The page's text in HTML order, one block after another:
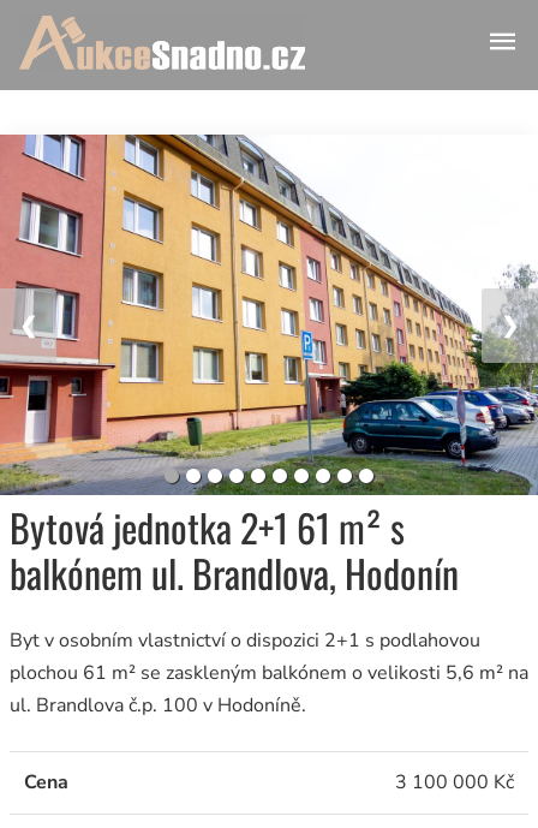
❮ ❯
Bytová jednotka 2+1 61 m² s
balkónem ul. Brandlova, Hodonín
Byt v osobním vlastnictví o dispozici 2+1 s podlahovou
plochou 61 m² se zaskleným balkónem o velikosti 5,6 m² na
ul. Brandlova č.p. 100 v Hodoníně.
Cena 3 100 000 Kč